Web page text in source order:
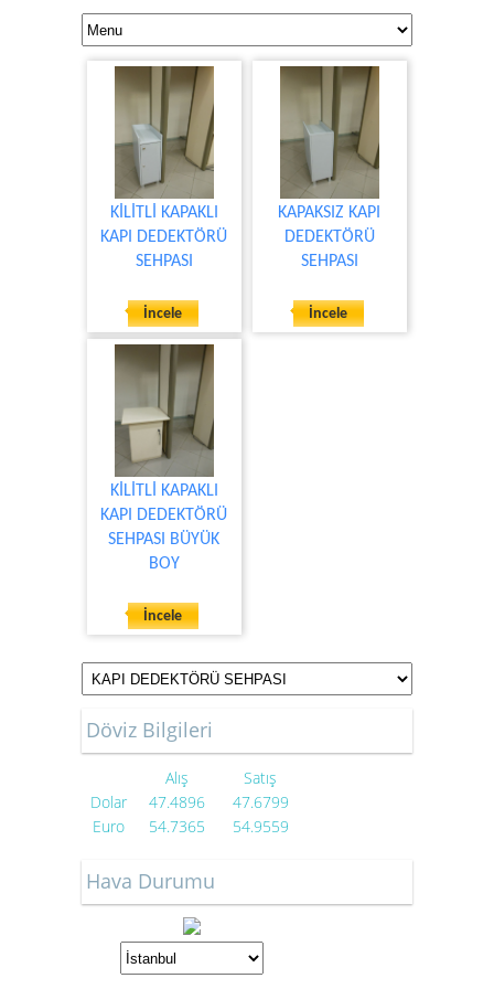
KİLİTLİ KAPAKLI
KAPI DEDEKTÖRÜ
SEHPASI
İncele
KAPAKSIZ KAPI
DEDEKTÖRÜ
SEHPASI
İncele
KİLİTLİ KAPAKLI
KAPI DEDEKTÖRÜ
SEHPASI BÜYÜK
BOY
İncele
Döviz Bilgileri
Alış
Satış
Dolar
47.4896
47.6799
Euro
54.7365 54.9559
Hava Durumu